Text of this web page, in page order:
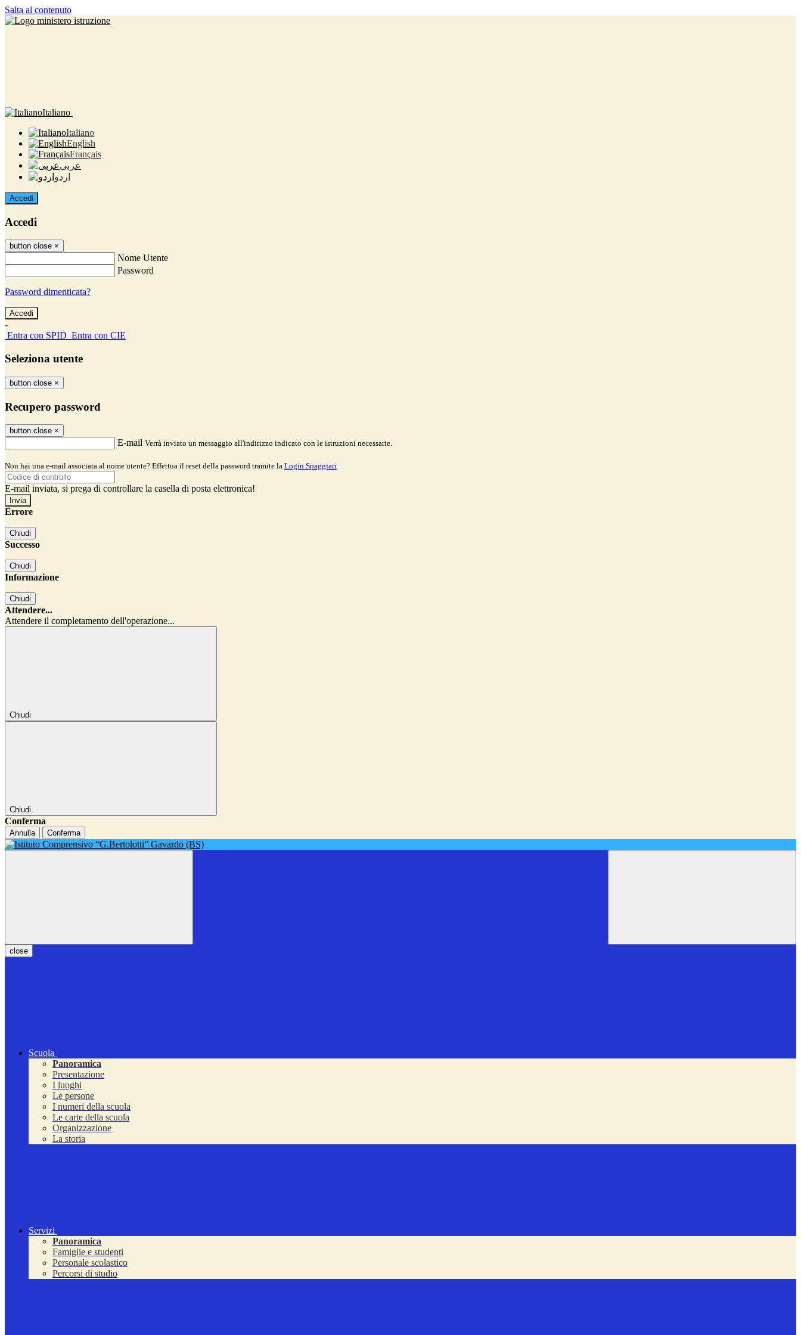
Salta al contenuto
Italiano
Italiano
English
Français
عربى
اردو
Accedi
Accedi
button close ×
Nome Utente
Password
Password dimenticata?
-
Entra con SPID Entra con CIE
Seleziona utente
button close ×
Recupero password
button close ×
E-mail Verrà inviato un messaggio all'indirizzo indicato con le istruzioni necessarie.
Non hai una e-mail associata al nome utente? Effettua il reset della password tramite la Login Spaggiari
E-mail inviata, si prega di controllare la casella di posta elettronica!
Errore
Chiudi
Successo
Chiudi
Informazione
Chiudi
Attendere...
Attendere il completamento dell'operazione...
Chiudi
Chiudi
Conferma
Annulla Conferma
close
Scuola
Panoramica
Presentazione
I luoghi
Le persone
I numeri della scuola
Le carte della scuola
Organizzazione
La storia
Servizi
Panoramica
Famiglie e studenti
Personale scolastico
Percorsi di studio